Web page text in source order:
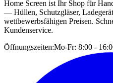
Home Screen ist Ihr Shop für
— Hüllen, Schutzgläser,
wettbewerbsfähigen Preisen.
Kundenservice.
Öffnungszeiten:Mo-Fr: 8:00 -